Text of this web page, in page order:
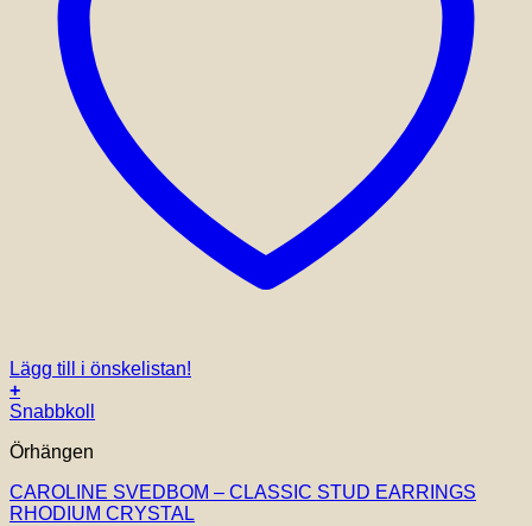
Lägg till i önskelistan!
+
Snabbkoll
Örhängen
CAROLINE SVEDBOM – CLASSIC STUD EARRINGS
RHODIUM CRYSTAL